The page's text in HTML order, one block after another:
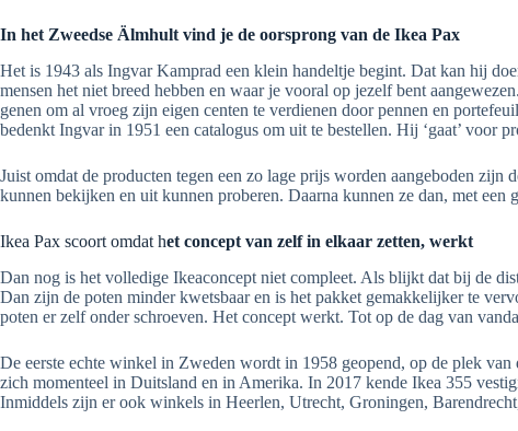
In het Zweedse Älmhult vind je de oorsprong van de Ikea Pax
Het is 1943 als Ingvar Kamprad een klein handeltje begint. Dat kan hij
mensen het niet breed hebben en waar je vooral op jezelf bent
genen om al vroeg zijn eigen centen te verdienen door pennen en
bedenkt Ingvar in 1951 een catalogus om uit te bestellen. Hij ‘gaat’ voor
Juist omdat de producten tegen een zo lage prijs worden aangeboden
kunnen bekijken en uit kunnen proberen. Daarna kunnen ze dan, met een
Ikea Pax scoort omdat het concept van zelf in elkaar zetten, werkt
Dan nog is het volledige Ikeaconcept niet compleet. Als blijkt dat bij de
Dan zijn de poten minder kwetsbaar en is het pakket gemakkelijker te
poten er zelf onder schroeven. Het concept werkt. Tot op de dag van
De eerste echte winkel in Zweden wordt in 1958 geopend, op de plek
zich momenteel in Duitsland en in Amerika. In 2017 kende Ikea 355
Inmiddels zijn er ook winkels in Heerlen, Utrecht, Groningen,